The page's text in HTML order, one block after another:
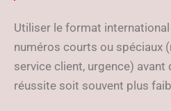
Utiliser le format
numéros courts ou spéciaux
service client, urgence) avant
réussite soit souvent plus